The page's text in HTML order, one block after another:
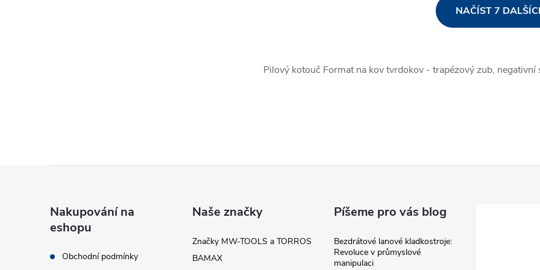
á
v
NAČÍST 7
Pilový kotouč Format na kov tvrdokov - trapézový zub, negativní
Nakupování na
eshopu
Obchodní podmínky
Naše značky
Značky MW-TOOLS a TORROS
BAMAX
Píšeme pro vás blog
Bezdrátové lanové kladkostroje:
Revoluce v průmyslové
manipulaci